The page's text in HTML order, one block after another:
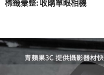
標籤彙整: 收購單眼相機